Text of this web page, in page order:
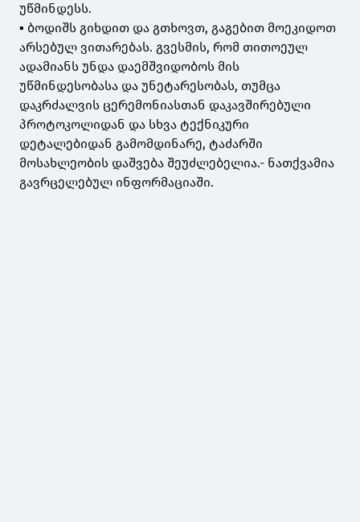
უწმინდესს.
▪️ ბოდიშს გიხდით და გთხოვთ, გაგებით მოეკიდოთ
არსებულ ვითარებას. გვესმის, რომ თითოეულ
ადამიანს უნდა დაემშვიდობოს მის
უწმინდესობასა და უნეტარესობას, თუმცა
დაკრძალვის ცერემონიასთან დაკავშირებული
პროტოკოლიდან და სხვა ტექნიკური
დეტალებიდან გამომდინარე, ტაძარში
მოსახლეობის დაშვება შეუძლებელია.- ნათქვამია
გავრცელებულ ინფორმაციაში.